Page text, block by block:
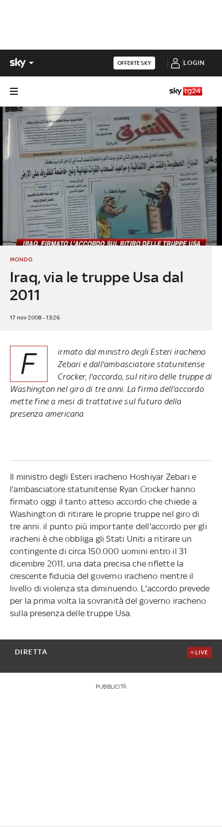
OFFERTE SKY LOGIN
Iraq, via le truppe Usa dal
2011
MONDO
17 nov 2008 - 13:26
F
irmato dal ministro degli Esteri iracheno
Zebari e dall'ambasciatore statunitense
Crocker, l'accordo, sul ritiro delle truppe di
Washington nel giro di tre anni. La firma dell'accordo
mette fine a mesi di trattative sul futuro della
presenza americana
Il ministro degli Esteri iracheno Hoshiyar Zebari e
l'ambasciatore statunitense Ryan Crocker hanno
firmato oggi il tanto atteso accordo che chiede a
Washington di ritirare le proprie truppe nel giro di
tre anni. il punto più importante dell'accordo per gli
iracheni è che obbliga gli Stati Uniti a ritirare un
contingente di circa 150.000 uomini entro il 31
dicembre 2011, una data precisa che riflette la
crescente fiducia del governo iracheno mentre il
livello di violenza sta diminuendo. L'accordo prevede
per la prima volta la sovranità del governo iracheno
sulla presenza delle truppe Usa.
DIRETTA LIVE
PUBBLICITÀ